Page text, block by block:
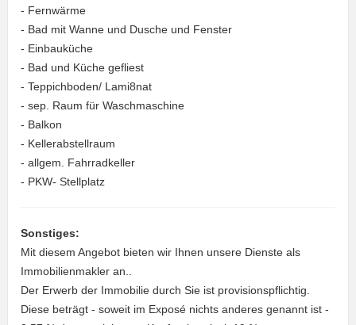
- Fernwärme
- Bad mit Wanne und Dusche und Fenster
- Einbauküche
- Bad und Küche gefliest
- Teppichboden/ Lami8nat
- sep. Raum für Waschmaschine
- Balkon
- Kellerabstellraum
- allgem. Fahrradkeller
- PKW- Stellplatz
Sonstiges:
Mit diesem Angebot bieten wir Ihnen unsere Dienste als
Immobilienmakler an..
Der Erwerb der Immobilie durch Sie ist provisionspflichtig.
Diese beträgt - soweit im Exposé nichts anderes genannt ist -